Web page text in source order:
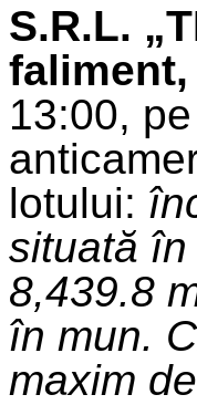
S.R.L.
faliment,
13:00,
lotului:
situată
8,439.8
în mun.
maxim